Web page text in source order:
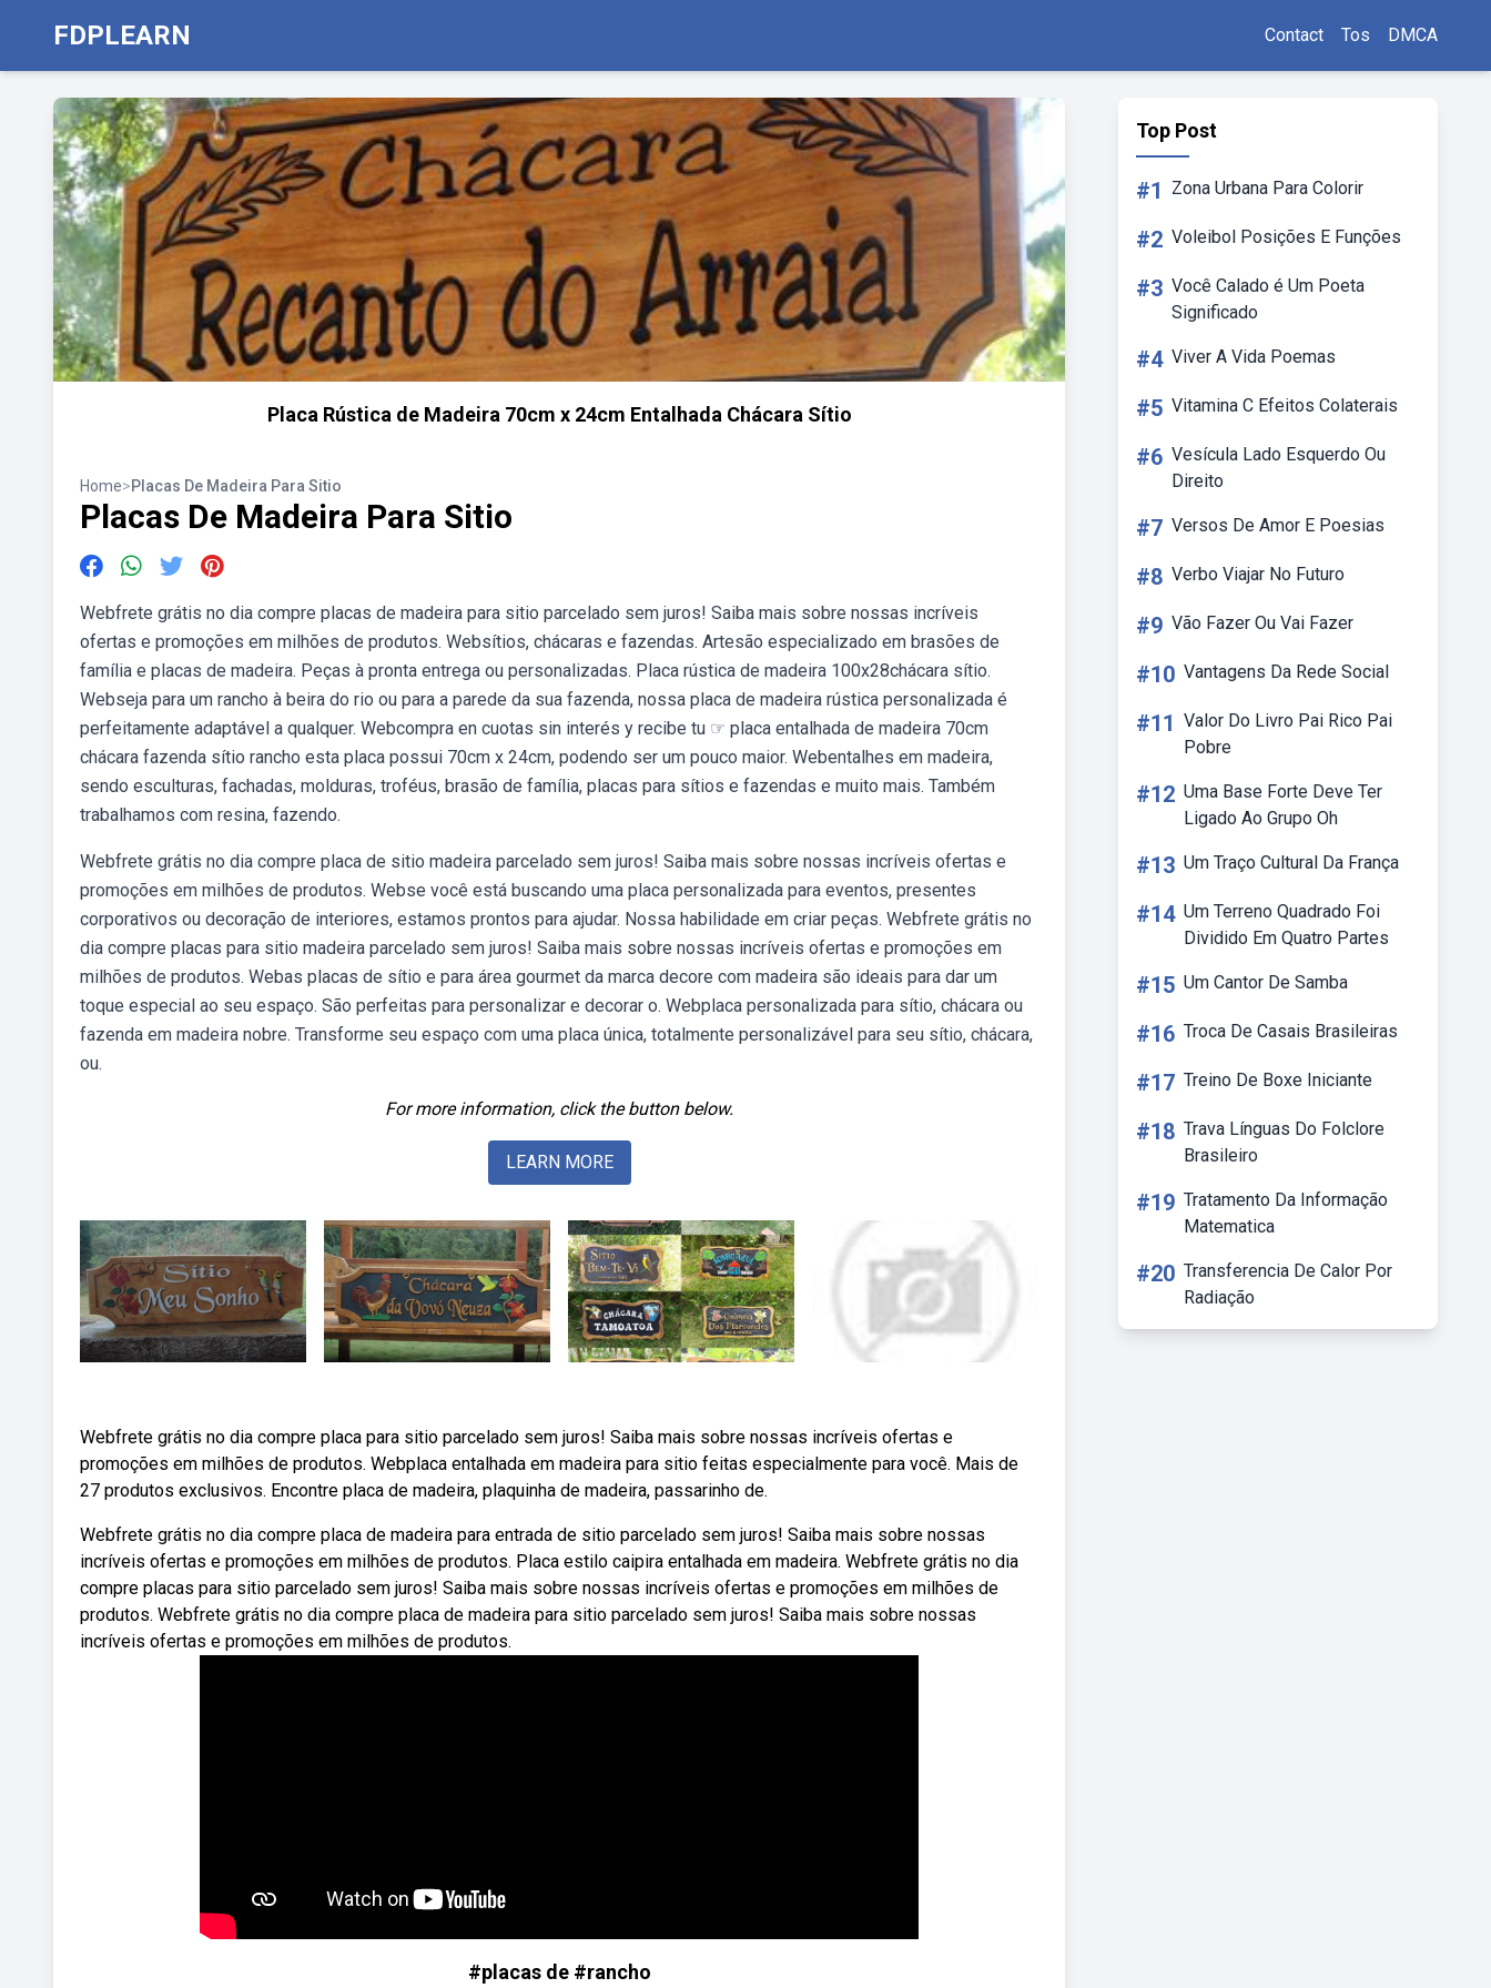
FDPLEARN Contact Tos DMCA
Placa Rústica de Madeira 70cm x 24cm Entalhada Chácara Sítio
Home>Placas De Madeira Para Sitio
Placas De Madeira Para Sitio
Webfrete grátis no dia compre placas de madeira para sitio parcelado sem juros! Saiba mais sobre nossas incríveis
ofertas e promoções em milhões de produtos. Websítios, chácaras e fazendas. Artesão especializado em brasões de
família e placas de madeira. Peças à pronta entrega ou personalizadas. Placa rústica de madeira 100x28chácara sítio.
Webseja para um rancho à beira do rio ou para a parede da sua fazenda, nossa placa de madeira rústica personalizada é
perfeitamente adaptável a qualquer. Webcompra en cuotas sin interés y recibe tu ☞ placa entalhada de madeira 70cm
chácara fazenda sítio rancho esta placa possui 70cm x 24cm, podendo ser um pouco maior. Webentalhes em madeira,
sendo esculturas, fachadas, molduras, troféus, brasão de família, placas para sítios e fazendas e muito mais. Também
trabalhamos com resina, fazendo.
Webfrete grátis no dia compre placa de sitio madeira parcelado sem juros! Saiba mais sobre nossas incríveis ofertas e
promoções em milhões de produtos. Webse você está buscando uma placa personalizada para eventos, presentes
corporativos ou decoração de interiores, estamos prontos para ajudar. Nossa habilidade em criar peças. Webfrete grátis no
dia compre placas para sitio madeira parcelado sem juros! Saiba mais sobre nossas incríveis ofertas e promoções em
milhões de produtos. Webas placas de sítio e para área gourmet da marca decore com madeira são ideais para dar um
toque especial ao seu espaço. São perfeitas para personalizar e decorar o. Webplaca personalizada para sítio, chácara ou
fazenda em madeira nobre. Transforme seu espaço com uma placa única, totalmente personalizável para seu sítio, chácara,
ou.
For more information, click the button below.
LEARN MORE
Webfrete grátis no dia compre placa para sitio parcelado sem juros! Saiba mais sobre nossas incríveis ofertas e
promoções em milhões de produtos. Webplaca entalhada em madeira para sitio feitas especialmente para você. Mais de
27 produtos exclusivos. Encontre placa de madeira, plaquinha de madeira, passarinho de.
Webfrete grátis no dia compre placa de madeira para entrada de sitio parcelado sem juros! Saiba mais sobre nossas
incríveis ofertas e promoções em milhões de produtos. Placa estilo caipira entalhada em madeira. Webfrete grátis no dia
compre placas para sitio parcelado sem juros! Saiba mais sobre nossas incríveis ofertas e promoções em milhões de
produtos. Webfrete grátis no dia compre placa de madeira para sitio parcelado sem juros! Saiba mais sobre nossas
incríveis ofertas e promoções em milhões de produtos.
#placas de #rancho
Top Post
#1 Zona Urbana Para Colorir
#2 Voleibol Posições E Funções
#3 Você Calado é Um Poeta
Significado
#4 Viver A Vida Poemas
#5 Vitamina C Efeitos Colaterais
#6 Vesícula Lado Esquerdo Ou
Direito
#7 Versos De Amor E Poesias
#8 Verbo Viajar No Futuro
#9 Vão Fazer Ou Vai Fazer
#10 Vantagens Da Rede Social
#11 Valor Do Livro Pai Rico Pai
Pobre
#12 Uma Base Forte Deve Ter
Ligado Ao Grupo Oh
#13 Um Traço Cultural Da França
#14 Um Terreno Quadrado Foi
Dividido Em Quatro Partes
#15 Um Cantor De Samba
#16 Troca De Casais Brasileiras
#17 Treino De Boxe Iniciante
#18 Trava Línguas Do Folclore
Brasileiro
#19 Tratamento Da Informação
Matematica
#20 Transferencia De Calor Por
Radiação